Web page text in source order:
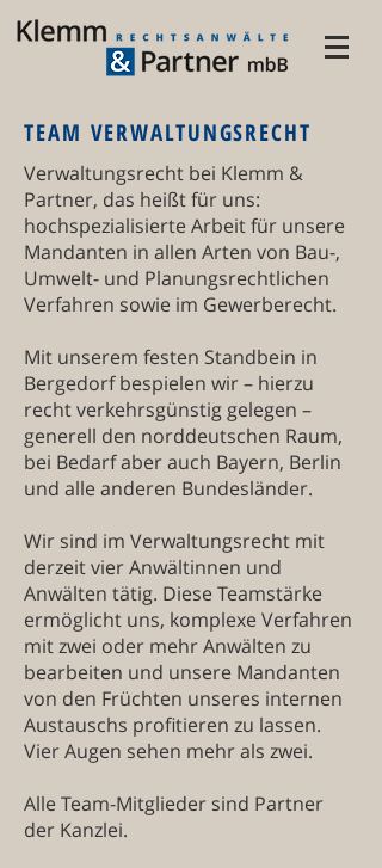
TEAM VERWALTUNGSRECHT
Verwaltungsrecht bei Klemm &
Partner, das heißt für uns:
hochspezialisierte Arbeit für unsere
Mandanten in allen Arten von Bau-,
Umwelt- und Planungsrechtlichen
Verfahren sowie im Gewerberecht.
Mit unserem festen Standbein in
Bergedorf bespielen wir – hierzu
recht verkehrsgünstig gelegen –
generell den norddeutschen Raum,
bei Bedarf aber auch Bayern, Berlin
und alle anderen Bundesländer.
Wir sind im Verwaltungsrecht mit
derzeit vier Anwältinnen und
Anwälten tätig. Diese Teamstärke
ermöglicht uns, komplexe Verfahren
mit zwei oder mehr Anwälten zu
bearbeiten und unsere Mandanten
von den Früchten unseres internen
Austauschs profitieren zu lassen.
Vier Augen sehen mehr als zwei.
Alle Team-Mitglieder sind Partner
der Kanzlei.